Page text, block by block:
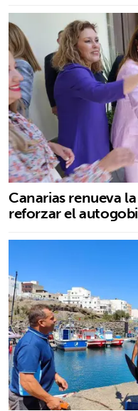
Canarias renueva
reforzar el